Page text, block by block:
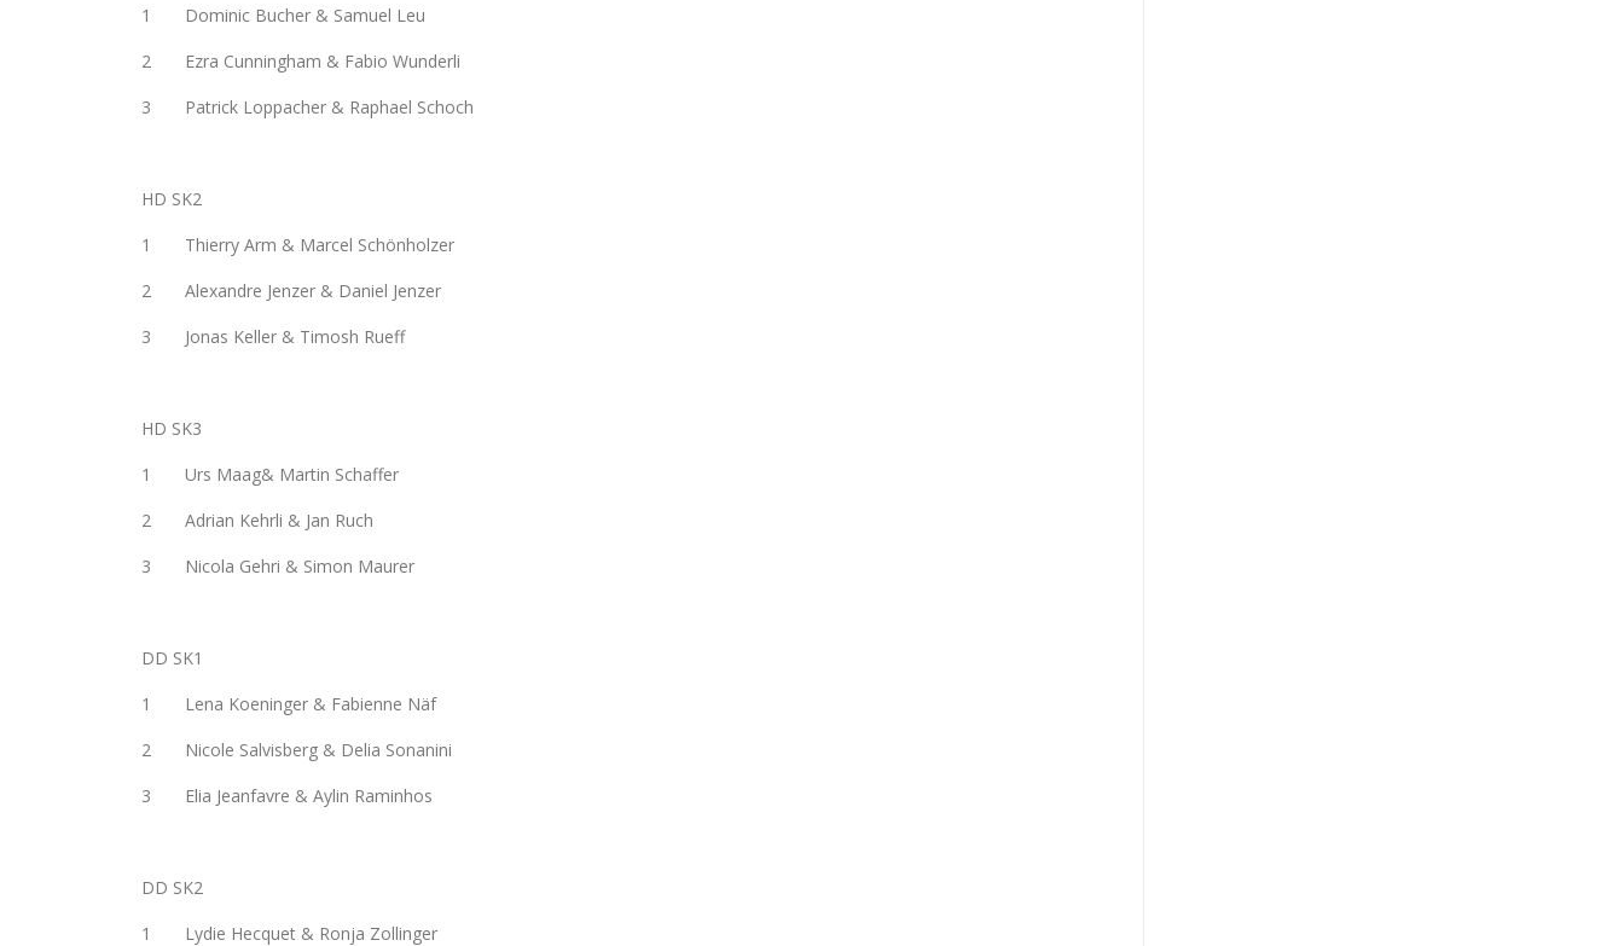
1 Dominic Bucher & Samuel Leu
2 Ezra Cunningham & Fabio Wunderli
3 Patrick Loppacher & Raphael Schoch
HD SK2
1 Thierry Arm & Marcel Schönholzer
2 Alexandre Jenzer & Daniel Jenzer
3 Jonas Keller & Timosh Rueff
HD SK3
1 Urs Maag& Martin Schaffer
2 Adrian Kehrli & Jan Ruch
3 Nicola Gehri & Simon Maurer
DD SK1
1 Lena Koeninger & Fabienne Näf
2 Nicole Salvisberg & Delia Sonanini
3 Elia Jeanfavre & Aylin Raminhos
DD SK2
1 Lydie Hecquet & Ronja Zollinger